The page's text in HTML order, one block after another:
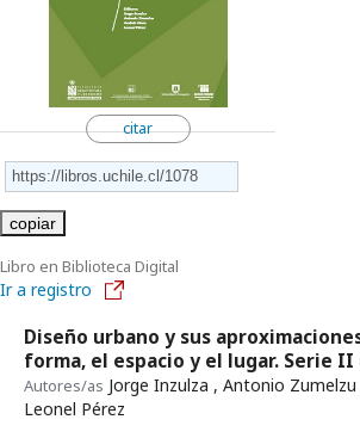
citar
copiar
Libro en Biblioteca Digital
Ir a registro
Diseño urbano y sus
forma, el espacio y el lugar. Serie II
Autores/as Jorge Inzulza , Antonio
Leonel Pérez